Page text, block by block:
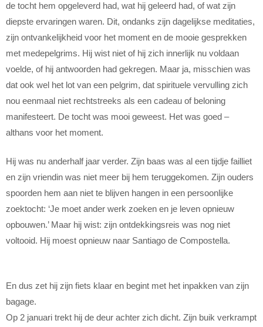
de tocht hem opgeleverd had, wat hij geleerd had, of wat zijn
diepste ervaringen waren. Dit, ondanks zijn dagelijkse meditaties,
zijn ontvankelijkheid voor het moment en de mooie gesprekken
met medepelgrims. Hij wist niet of hij zich innerlijk nu voldaan
voelde, of hij antwoorden had gekregen. Maar ja, misschien was
dat ook wel het lot van een pelgrim, dat spirituele vervulling zich
nou eenmaal niet rechtstreeks als een cadeau of beloning
manifesteert. De tocht was mooi geweest. Het was goed –
althans voor het moment.
Hij was nu anderhalf jaar verder. Zijn baas was al een tijdje failliet
en zijn vriendin was niet meer bij hem teruggekomen. Zijn ouders
spoorden hem aan niet te blijven hangen in een persoonlijke
zoektocht: ‘Je moet ander werk zoeken en je leven opnieuw
opbouwen.’ Maar hij wist: zijn ontdekkingsreis was nog niet
voltooid. Hij moest opnieuw naar Santiago de Compostella.
En dus zet hij zijn fiets klaar en begint met het inpakken van zijn
bagage.
Op 2 januari trekt hij de deur achter zich dicht. Zijn buik verkrampt